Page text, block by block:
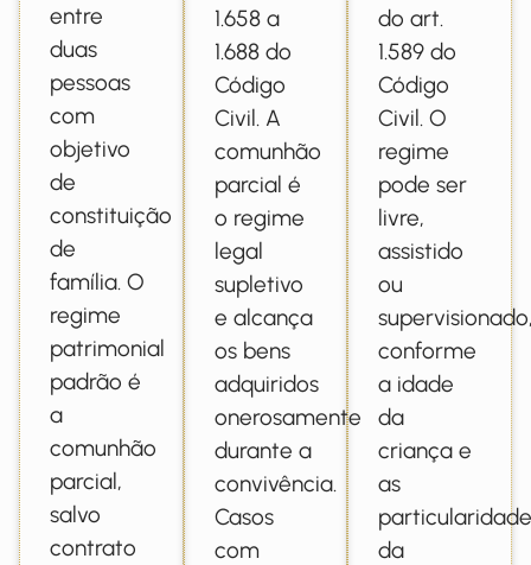
entre
duas
pessoas
com
objetivo
de
constituição
de
família. O
regime
patrimonial
padrão é
a
comunhão
parcial,
salvo
contrato
1.658 a
1.688 do
Código
Civil. A
comunhão
parcial é
o regime
legal
supletivo
e alcança
os bens
adquiridos
onerosamente
durante a
convivência.
Casos
com
do art.
1.589 do
Código
Civil. O
regime
pode ser
livre,
assistido
ou
conforme
a idade
da
criança e
as
da